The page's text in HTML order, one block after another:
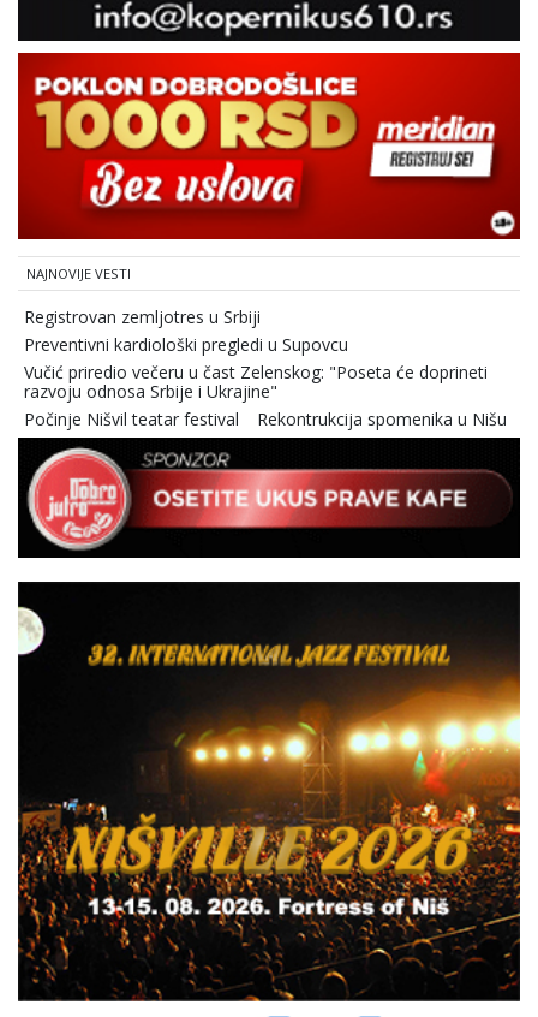
NAJNOVIJE VESTI
Registrovan zemljotres u Srbiji
Preventivni kardiološki pregledi u Supovcu
Vučić priredio večeru u čast Zelenskog: "Poseta će doprineti
razvoju odnosa Srbije i Ukrajine"
Počinje Nišvil teatar festival
Rekontrukcija spomenika u Nišu